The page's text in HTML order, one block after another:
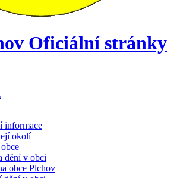
Oficiální stránky
informace
okolí
dění v obci
obce Plchov